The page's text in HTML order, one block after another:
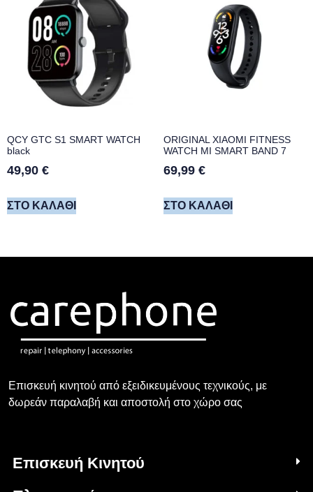
QCY GTC S1 SMART WATCH
black
49,90 €
ΣΤΟ ΚΑΛΆΘΙ
ORIGINAL XIAOMI FITNESS
WATCH MI SMART BAND 7
69,99 €
ΣΤΟ ΚΑΛΆΘΙ
Επισκευή κινητού από εξειδικευμένους τεχνικούς, με
δωρεάν παραλαβή και αποστολή στο χώρο σας
Επισκευή Κινητού